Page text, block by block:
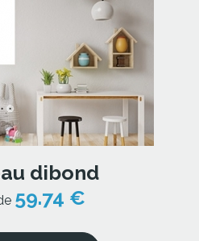
dibond
59.74 €